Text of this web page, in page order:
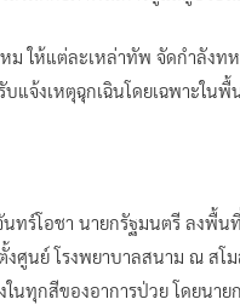
ม ให้แต่ละเหล่าทัพ จัดกำลังทห
แจ้งเหตุฉุกเฉินโดยเฉพาะในพื้
ทร์โอชา นายกรัฐมนตรี ลงพื้น
งศูนย์ โรงพยาบาลสนาม ณ สโ
นทุกสีของอาการป่วย โดยนาย